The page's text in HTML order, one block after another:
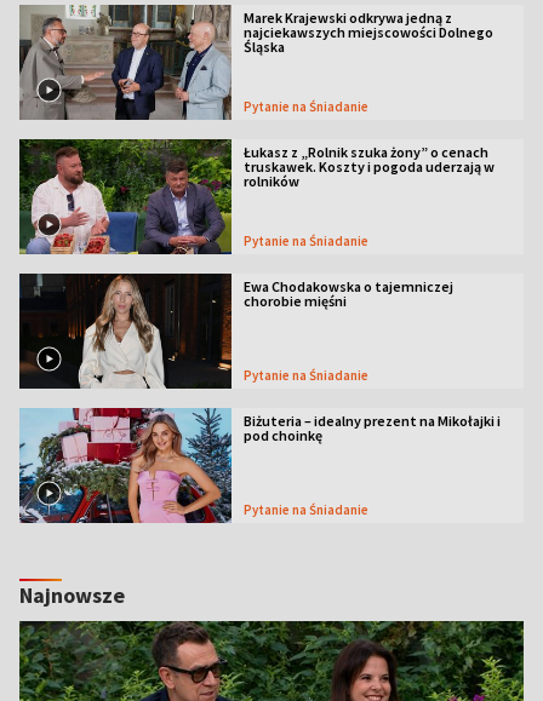
Marek Krajewski odkrywa jedną z
najciekawszych miejscowości Dolnego
Śląska
Pytanie na Śniadanie
Łukasz z „Rolnik szuka żony” o cenach
truskawek. Koszty i pogoda uderzają w
rolników
Pytanie na Śniadanie
Ewa Chodakowska o tajemniczej
chorobie mięśni
Pytanie na Śniadanie
Biżuteria – idealny prezent na Mikołajki i
pod choinkę
Pytanie na Śniadanie
Najnowsze